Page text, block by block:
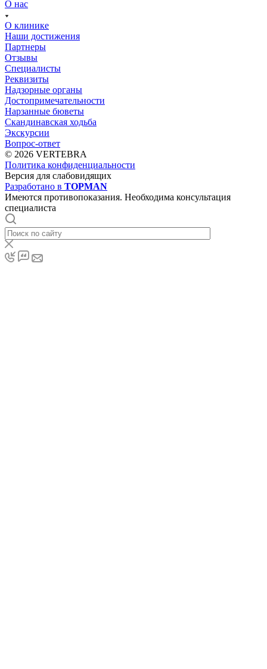
О нас
О клинике
Наши достижения
Партнеры
Отзывы
Специалисты
Реквизиты
Надзорные органы
Достопримечательности
Нарзанные бюветы
Скандинавская ходьба
Экскурсии
Вопрос-ответ
© 2026 VERTEBRA
Политика конфиденциальности
Версия для слабовидящих
Разработано в TOPMAN
Имеются противопоказания. Необходима консультация
специалиста